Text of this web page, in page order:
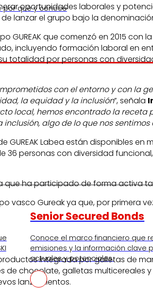
por qué y conoce
Senior Secured Bonds
Conoce el marco financiero que
emisiones y la información clave
actuales y potenciales.
oportunidades laborales y
el grupo bajo la denominación
GUREAK que comenzó en 2015
incluyendo formación laboral en
totalidad por personas con
con el entorno y con
la equidad y la inclusión”, señala
local, hemos encontrado la
algo de lo que nos
Labea están disponibles
36 personas con diversidad
que ha participado de forma activa
vasco Gureak ya que, por primera
integrada por galletas de
chocolate, galletas multicereales
lanzamientos.